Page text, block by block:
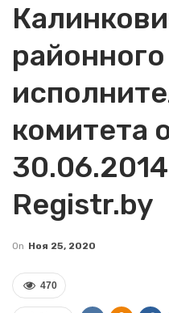
районного
комитета
Registr.by
On Ноя 25, 2020
470